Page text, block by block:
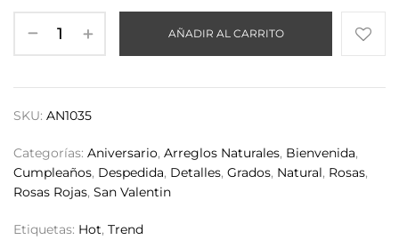
AÑADIR AL CARRITO
SKU: AN1035
Categorías: Aniversario, Arreglos Naturales, Bienvenida,
Cumpleaños, Despedida, Detalles, Grados, Natural, Rosas,
Rosas Rojas, San Valentin
Etiquetas: Hot, Trend